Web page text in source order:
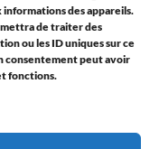
des appareils.
de traiter des
ou les ID uniques sur ce
consentement peut avoir
fonctions.
conception et
: définition
Étude de